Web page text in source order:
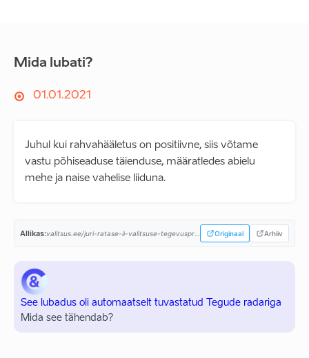
Mida lubati?
01.01.2021
Juhul kui rahvahääletus on positiivne, siis võtame
vastu põhiseaduse täienduse, määratledes abielu
mehe ja naise vahelise liiduna.
Allikas: Originaal Arhiiv
See lubadus oli automaatselt tuvastatud Tegude radariga
Mida see tähendab?